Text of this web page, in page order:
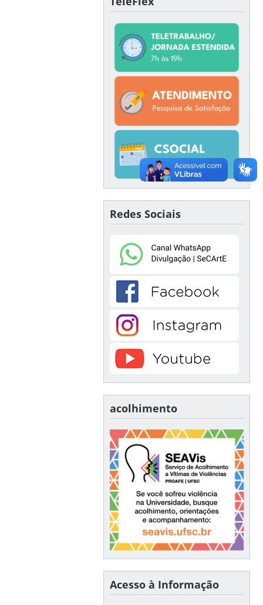
Redes Sociais
acolhimento
Acesso à Informação